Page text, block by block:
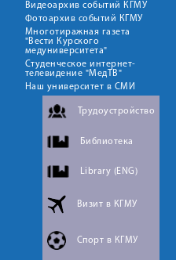
Видеоархив событий КГМУ
Фотоархив событий КГМУ
Многотиражная газета
"Вести Курского
медуниверситета"
Студенческое интернет-
телевидение "МедТВ"
Наш университет в СМИ
Трудоустройство
Библиотека
Library (ENG)
Визит в КГМУ
Спорт в КГМУ